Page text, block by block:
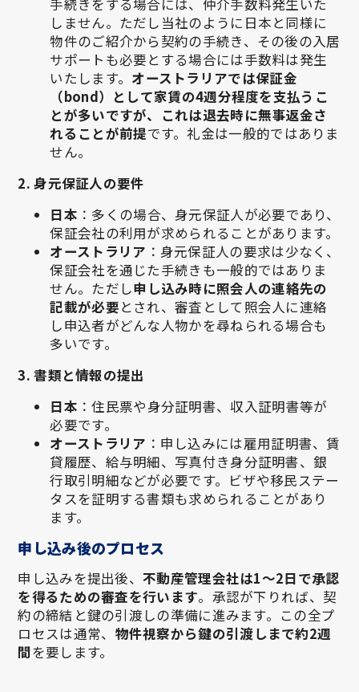
手続きをする場合には、仲介手数料発生いた
しません。ただし当社のように日本と同様に
物件のご紹介から契約の手続き、その後の入居
サポートも必要とする場合には手数料は発生
いたします。 オーストラリアでは保証金
（bond）として家賃の4週分程度を支払うこ
とが多いですが、これは退去時に無事返金さ
れることが前提です。礼金は一般的ではありま
せん。
2. 身元保証人の要件
日本 ：多くの場合、身元保証人が必要であり、
保証会社の利用が求められることがあります。
オーストラリア ：身元保証人の要求は少なく、
保証会社を通じた手続きも一般的ではありま
せん。ただし申し込み時に照会人の連絡先の
記載が必要とされ、審査として照会人に連絡
し申込者がどんな人物かを尋ねられる場合も
多いです。
3. 書類と情報の提出
日本 ：住民票や身分証明書、収入証明書等が
必要です。
オーストラリア ：申し込みには雇用証明書、賃
貸履歴、給与明細、写真付き身分証明書、銀
行取引明細などが必要です。ビザや移民ステー
タスを証明する書類も求められることがあり
ます。
申し込み後のプロセス
申し込みを提出後、不動産管理会社は1〜2日で承認
を得るための審査を行います。承認が下りれば、契
約の締結と鍵の引渡しの準備に進みます。この全プ
ロセスは通常、 物件視察から鍵の引渡しまで約2週
間を要します。